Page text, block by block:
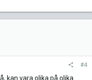
#4
kan vara olika på olika